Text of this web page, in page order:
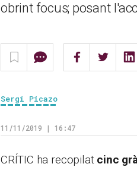
obrint focus; posant
Sergi Picazo
11/11/2019 | 16:47
CRÍTIC ha recopilat cinc